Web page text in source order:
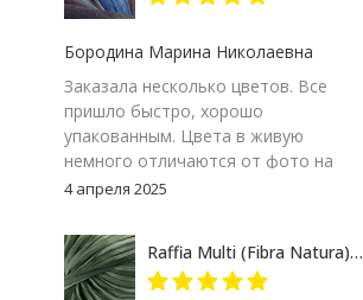
Бородина Марина Николаевна
Заказала несколько цветов. Все
пришло быстро, хорошо
упакованным. Цвета в живую
немного отличаются от фото на
экране компьютера, но мне
Думаю, изделие получится
интересным
4 апреля 2025
Raffia Multi (Fibra Natura) 117-24 зеленый меланж, пряжа 35г